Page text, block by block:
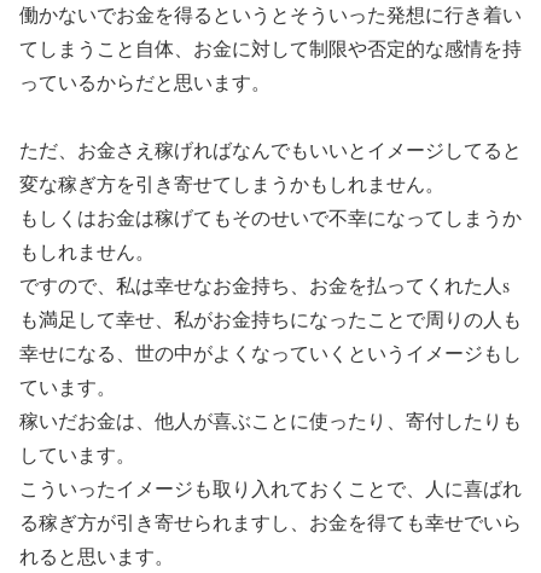
働かないでお金を得るというとそういった発想に行き着い
てしまうこと自体、お金に対して制限や否定的な感情を持
っているからだと思います。
ただ、お金さえ稼げればなんでもいいとイメージしてると
変な稼ぎ方を引き寄せてしまうかもしれません。
もしくはお金は稼げてもそのせいで不幸になってしまうか
もしれません。
ですので、私は幸せなお金持ち、お金を払ってくれた人s
も満足して幸せ、私がお金持ちになったことで周りの人も
幸せになる、世の中がよくなっていくというイメージもし
ています。
稼いだお金は、他人が喜ぶことに使ったり、寄付したりも
しています。
こういったイメージも取り入れておくことで、人に喜ばれ
る稼ぎ方が引き寄せられますし、お金を得ても幸せでいら
れると思います。